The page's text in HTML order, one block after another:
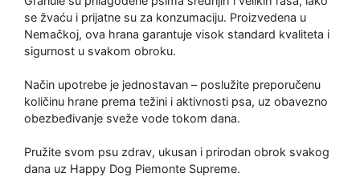
se žvaću i prijatne su za konzumaciju. Proizvedena u
Nemačkoj, ova hrana garantuje visok standard kvaliteta i
sigurnost u svakom obroku.
Način upotrebe je jednostavan – poslužite preporučenu
količinu hrane prema težini i aktivnosti psa, uz obavezno
obezbeđivanje sveže vode tokom dana.
Pružite svom psu zdrav, ukusan i prirodan obrok svakog
dana uz Happy Dog Piemonte Supreme.